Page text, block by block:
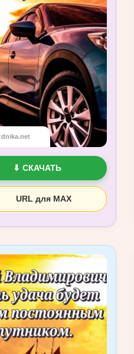
⬇ СКАЧАТЬ
URL для MAX